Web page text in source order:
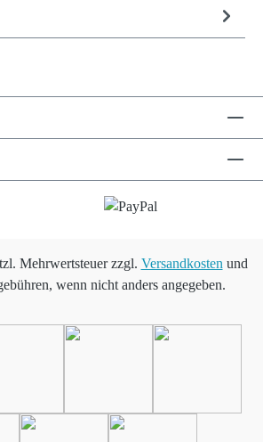
Mehrwertsteuer zzgl. Versandkosten und
wenn nicht anders angegeben.